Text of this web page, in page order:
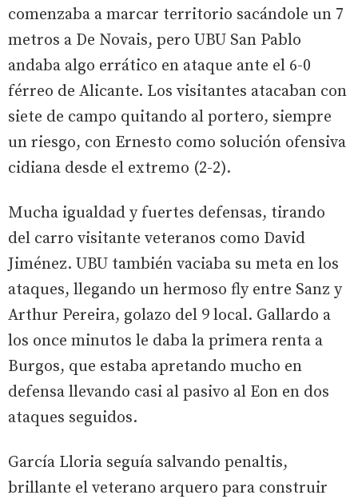
comenzaba a marcar territorio sacándole un 7
metros a De Novais, pero UBU San Pablo
andaba algo errático en ataque ante el 6-0
férreo de Alicante. Los visitantes atacaban con
siete de campo quitando al portero, siempre
un riesgo, con Ernesto como solución ofensiva
cidiana desde el extremo (2-2).
Mucha igualdad y fuertes defensas, tirando
del carro visitante veteranos como David
Jiménez. UBU también vaciaba su meta en los
ataques, llegando un hermoso fly entre Sanz y
Arthur Pereira, golazo del 9 local. Gallardo a
los once minutos le daba la primera renta a
Burgos, que estaba apretando mucho en
defensa llevando casi al pasivo al Eon en dos
ataques seguidos.
García Lloria seguía salvando penaltis,
brillante el veterano arquero para construir